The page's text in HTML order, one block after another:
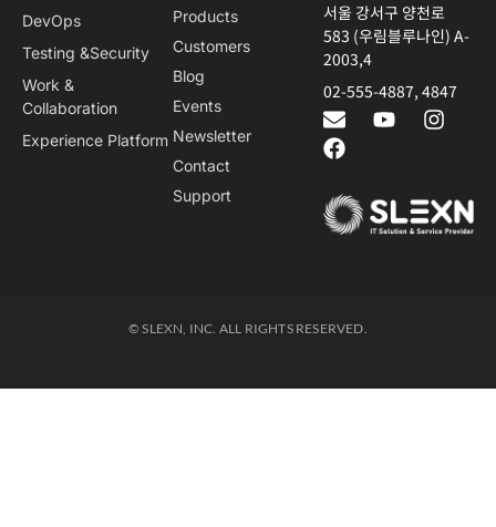
DevOps
Testing &Security
Work &
Collaboration
Experience Platform
Products
Customers
Blog
Events
Newsletter
Contact
Support
서울 강서구 양천로
583 (우림블루나인) A-
2003,4
02-555-4887, 4847
© SLEXN, INC. ALL RIGHTS RESERVED.